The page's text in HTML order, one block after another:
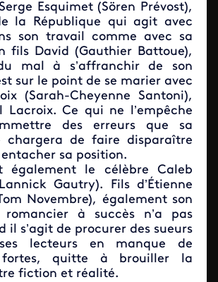
Esquimet (Sören Prévost),
la République qui agit avec
son travail comme avec sa
fils David (Gauthier Battoue),
mal à s’affranchir de son
sur le point de se marier avec
(Sarah-Cheyenne Santoni),
Lacroix. Ce qui ne l’empêche
des erreurs que sa
chargera de faire disparaître
sa position.
également le célèbre Caleb
Gautry). Fils d’Étienne
Novembre), également son
à succès n’a pas
il s’agit de procurer des sueurs
lecteurs en manque de
fortes, quitte à brouiller la
fiction et réalité.